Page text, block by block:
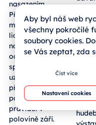
nasazením.
Přihlásit se
mohou mladí
lidé z regionu
napříč obory
od umění po
sport,
uzávěrka
přihlášek je
podle
pravidel v
polovině září.
okres
Aby byl náš web
všechny pokročilé
soubory cookies.
se Vás zeptat, zda
Číst více
Nastavení cookies